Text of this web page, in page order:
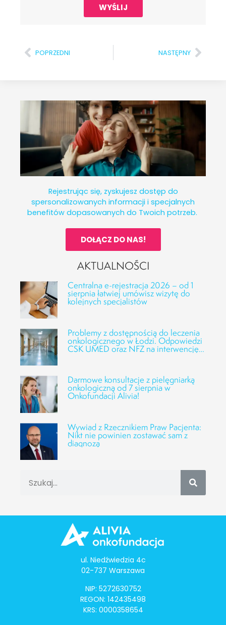
WYŚLIJ
POPRZEDNI NASTĘPNY
Rejestrując się, zyskujesz dostęp do
spersonalizowanych informacji i specjalnych
benefitów dopasowanych do Twoich potrzeb.
DOŁĄCZ DO NAS!
AKTUALNOŚCI
Centralna e-rejestracja 2026 – od 1
sierpnia łatwiej umówisz wizytę do
kolejnych specjalistów
Problemy z dostępnością do leczenia
onkologicznego w Łodzi. Odpowiedzi
CSK UMED oraz NFZ na interwencję
Darmowe konsultacje z pielęgniarką
onkologiczną od 7 sierpnia w
Onkofundacji Alivia!
Wywiad z Rzecznikiem Praw Pacjenta:
Nikt nie powinien zostawać sam z
diagnozą
ul. Niedźwiedzia 4c
02-737 Warszawa
NIP: 5272630752
REGON: 142435498
KRS: 0000358654